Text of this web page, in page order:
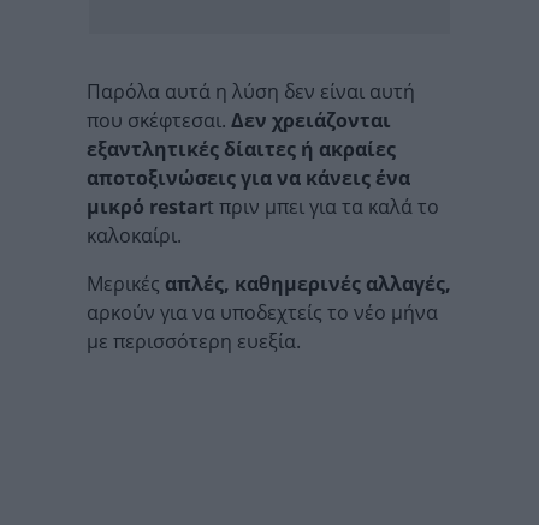
Παρόλα αυτά η λύση δεν είναι αυτή
που σκέφτεσαι. Δεν χρειάζονται
εξαντλητικές δίαιτες ή ακραίες
αποτοξινώσεις για να κάνεις ένα
μικρό restart πριν μπει για τα καλά το
καλοκαίρι.
Μερικές απλές, καθημερινές αλλαγές,
αρκούν για να υποδεχτείς το νέο μήνα
με περισσότερη ευεξία.